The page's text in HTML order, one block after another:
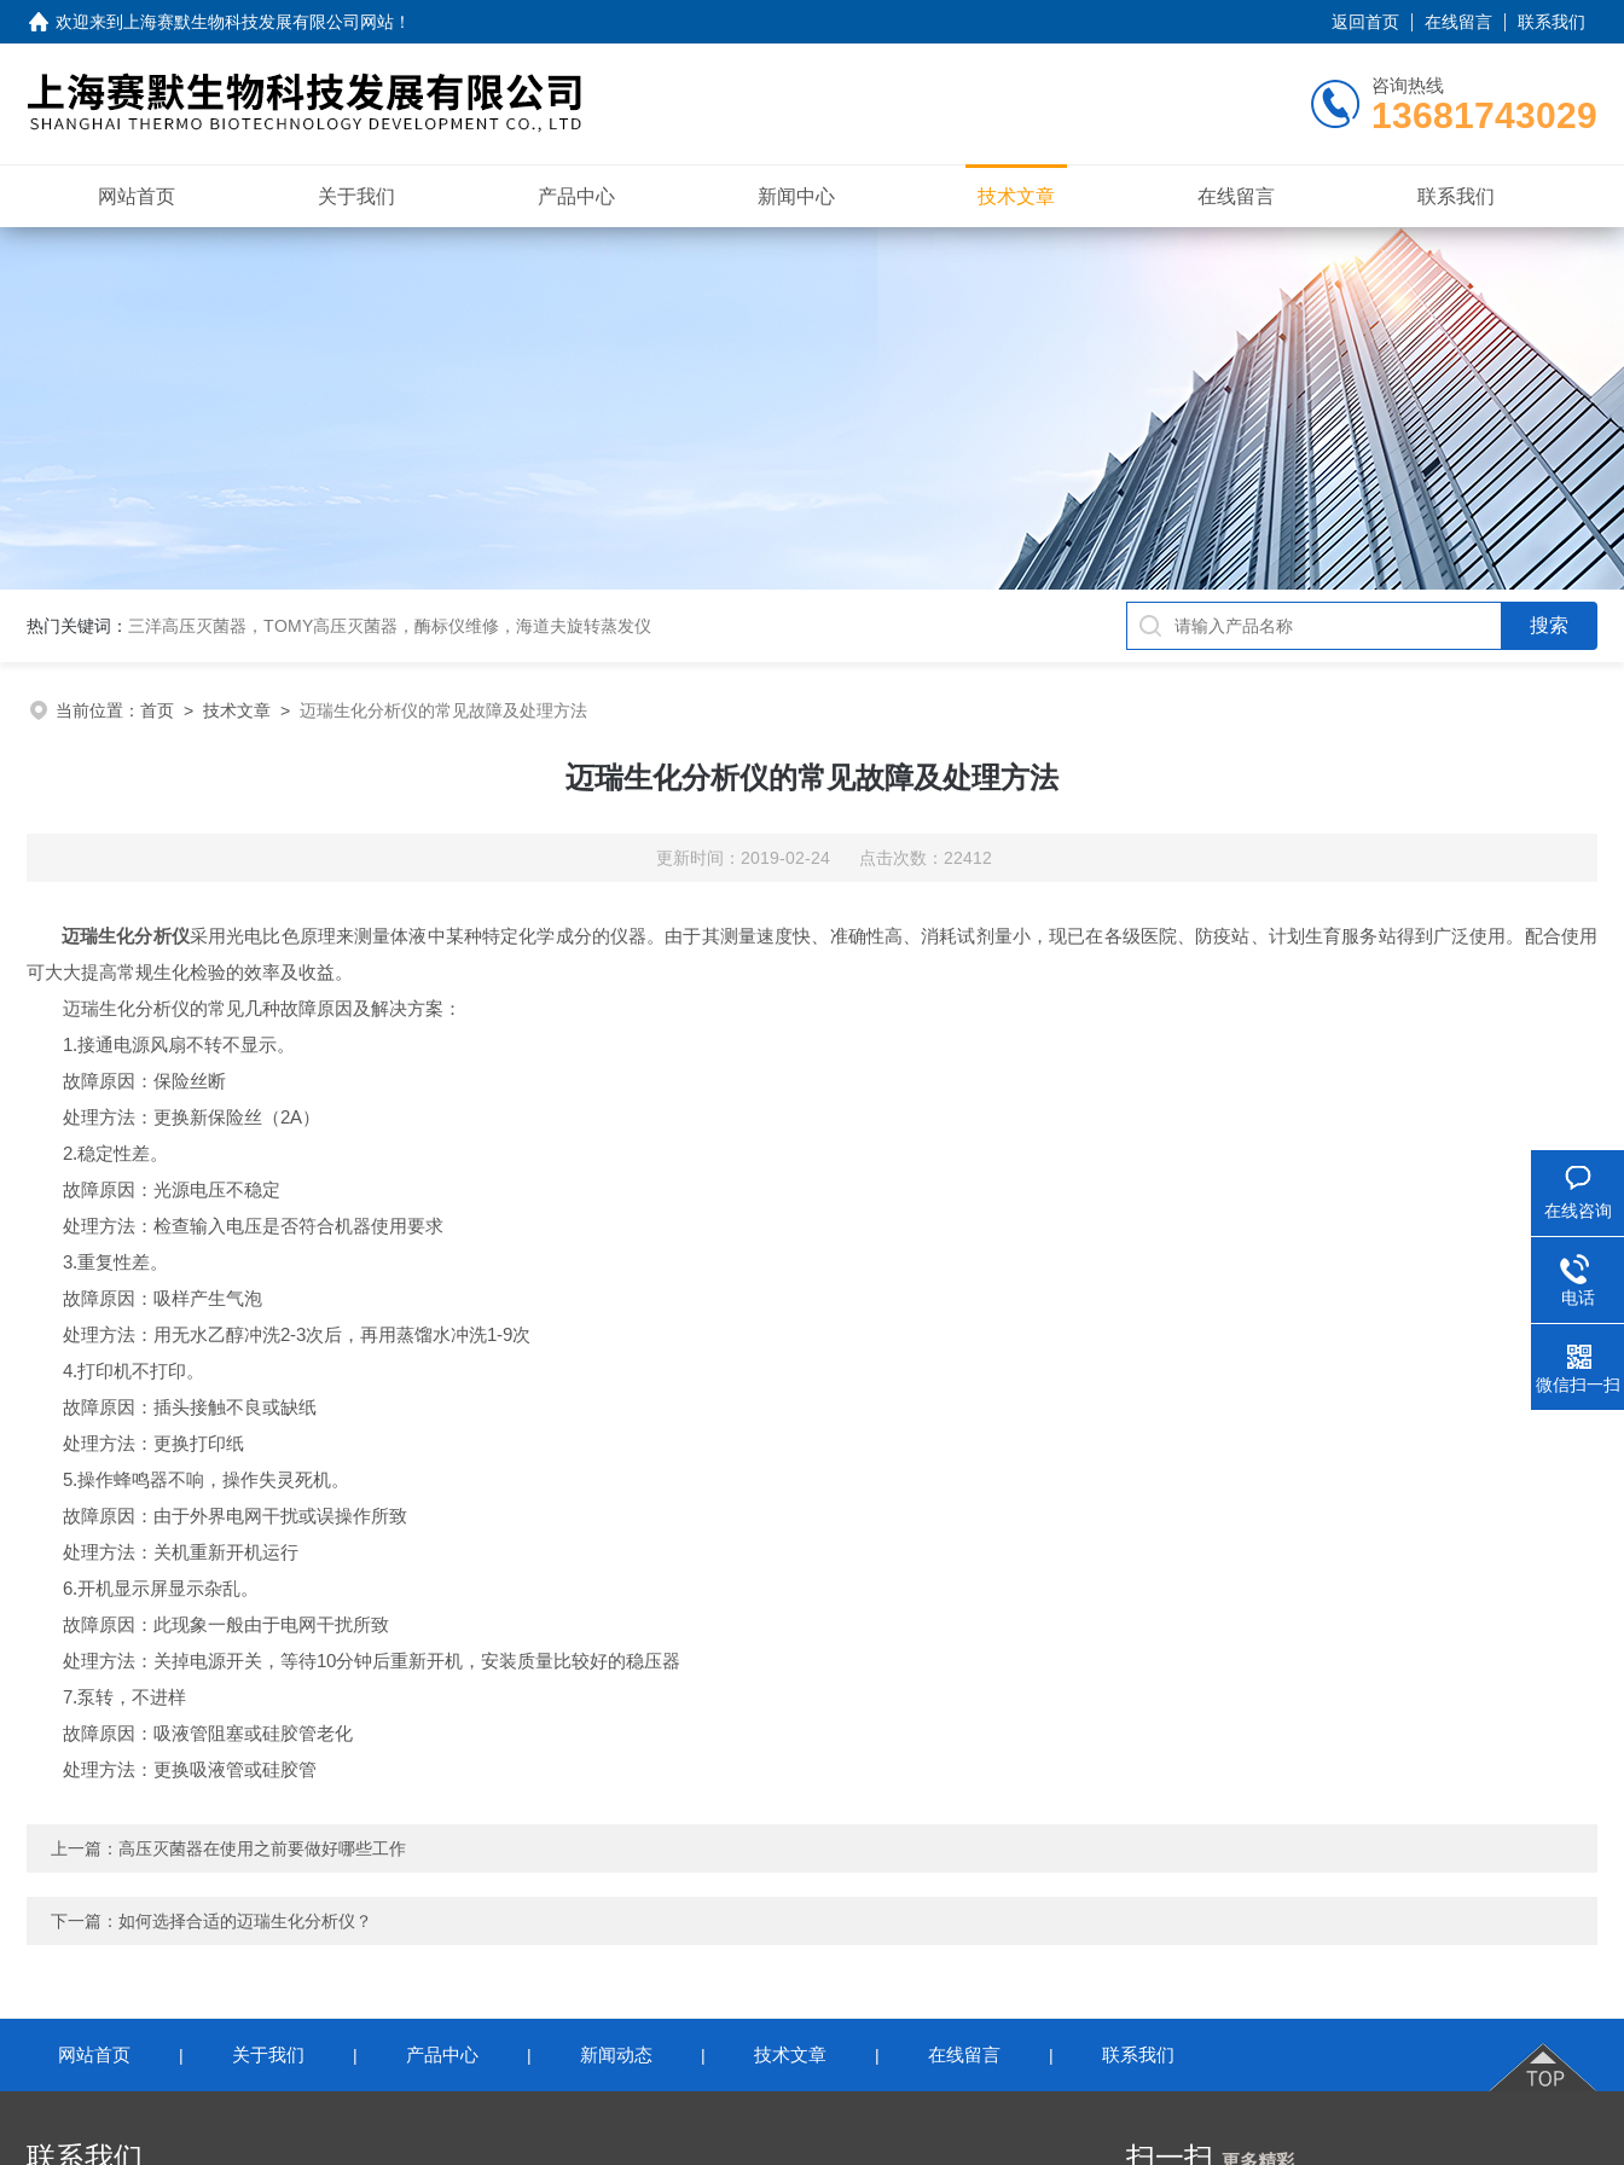
欢迎来到 上海赛默生物科技发展有限公司网站 ！ 返回首页 在线留言 联系我们
咨询热线
13681743029
网站首页 关于我们 产品中心 新闻中心 技术文章 在线留言 联系我们
热门关键词： 三洋高压灭菌器，TOMY高压灭菌器，酶标仪维修，海道夫旋转蒸发仪
当前位置： 首页 > 技术文章 > 迈瑞生化分析仪的常见故障及处理方法
迈瑞生化分析仪的常见故障及处理方法
更新时间：2019-02-24 点击次数：22412
迈瑞生化分析仪采用光电比色原理来测量体液中某种特定化学成分的仪器。由于其测量速度快、准确性高、消耗试剂量小，现已在各级医院、防疫站、计划生育服务站得到广泛使用。配合使用
可大大提高常规生化检验的效率及收益。
迈瑞生化分析仪的常见几种故障原因及解决方案：
1.接通电源风扇不转不显示。
故障原因：保险丝断
处理方法：更换新保险丝（2A）
2.稳定性差。
故障原因：光源电压不稳定
处理方法：检查输入电压是否符合机器使用要求
3.重复性差。
故障原因：吸样产生气泡
处理方法：用无水乙醇冲洗2-3次后，再用蒸馏水冲洗1-9次
4.打印机不打印。
故障原因：插头接触不良或缺纸
处理方法：更换打印纸
5.操作蜂鸣器不响，操作失灵死机。
故障原因：由于外界电网干扰或误操作所致
处理方法：关机重新开机运行
6.开机显示屏显示杂乱。
故障原因：此现象一般由于电网干扰所致
处理方法：关掉电源开关，等待10分钟后重新开机，安装质量比较好的稳压器
7.泵转，不进样
故障原因：吸液管阻塞或硅胶管老化
处理方法：更换吸液管或硅胶管
上一篇： 高压灭菌器在使用之前要做好哪些工作
下一篇： 如何选择合适的迈瑞生化分析仪？
网站首页 | 关于我们 | 产品中心 | 新闻动态 | 技术文章 | 在线留言 | 联系我们
联系我们 扫一扫 更多精彩
在线咨询
电话
微信扫一扫